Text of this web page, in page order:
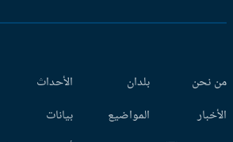
نحن
بلدان
المواضيع
الأحداث
بيانات